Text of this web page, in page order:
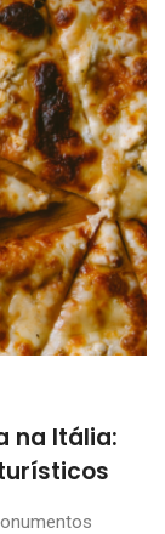
na Itália: